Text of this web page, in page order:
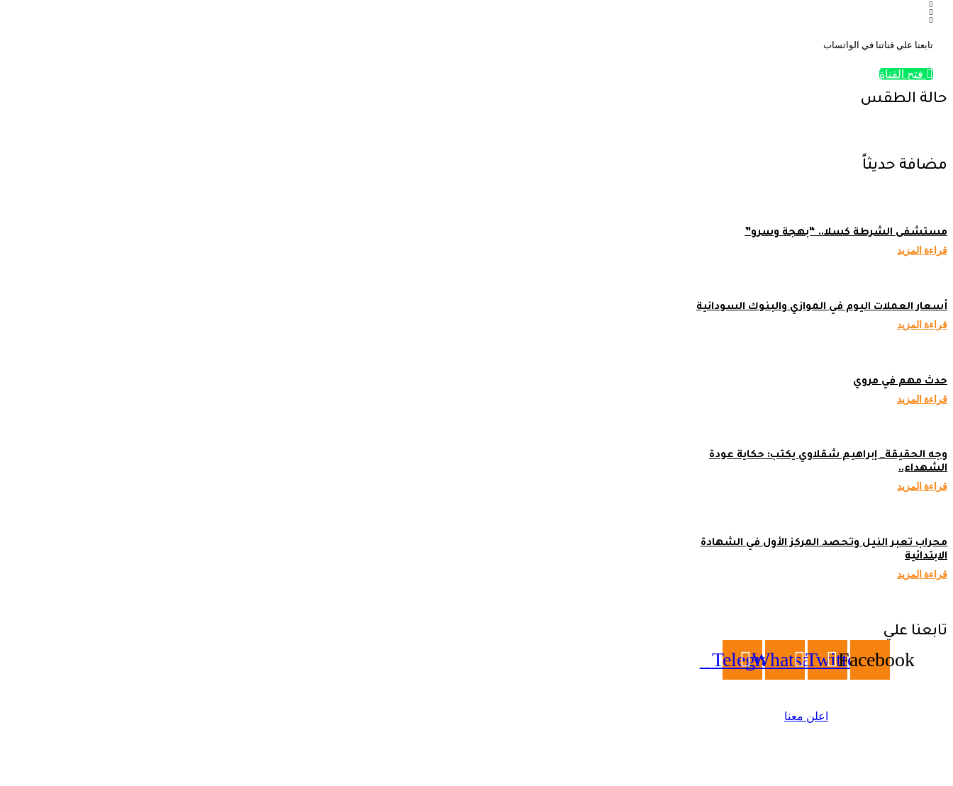
تابعنا علي قناتنا في الواتساب
فتح القناة
حالة الطقس
مضافة حديثاً
مستشفى الشرطة كسلا.. “بهجة وسرو”
قراءة المزيد
أسعار العملات اليوم في الموازي والبنوك السودانية
قراءة المزيد
حدث مهم في مروي
قراءة المزيد
وجه الحقيقة_ إبراهيم شقلاوي يكتب: حكاية عودة
الشهداء..
قراءة المزيد
محراب تعبر النيل وتحصد المركز الأول في الشهادة
الابتدائية
قراءة المزيد
تابعنا علي
Facebook
Twitter
Whatsapp
Telegram
اعلن معنا